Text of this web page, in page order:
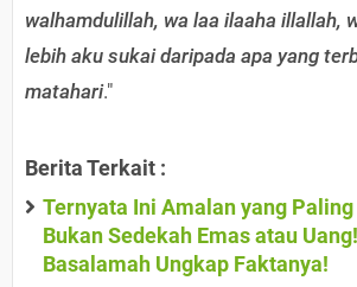
walhamdulillah, wa laa ilaaha illallah,
lebih aku sukai daripada apa yang
matahari."
Berita Terkait :
Ternyata Ini Amalan yang
Bukan Sedekah Emas atau
Basalamah Ungkap Faktanya!